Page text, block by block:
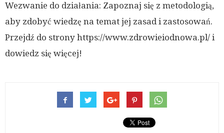
Wezwanie do działania: Zapoznaj się z metodologią,
aby zdobyć wiedzę na temat jej zasad i zastosowań.
Przejdź do strony https://www.zdrowieiodnowa.pl/ i
dowiedz się więcej!